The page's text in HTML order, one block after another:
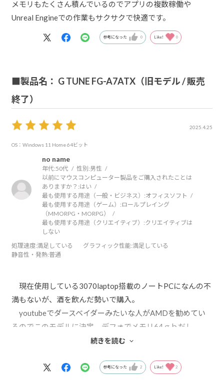
メモリもたくさん積んでいるのでアプリの複数稼働や
Unreal Engineでの作業もサクサクで快適です。
参考になった 0 Like! 0
■製品名： G TUNE FG-A7ATX（旧モデル / 販売
終了）
2025.4.25
OS：Windows 11 Home 64ビット
no name
年代:50代 性別:男性
以前にマウスコンピューター製品をご購入されたことは
ありますか？:はい
最も使用する用途（一般・ビジネス）:オフィスソフト
最も使用する用途（ゲーム）:ロールプレイング
（MMORPG・MORPG）
最も使用する用途（クリエイティブ）:クリエイティブは
しない
処理速度:満足している グラフィック性能:満足している
静音性・発熱:普通
現在使用している3070laptop搭載のノートPCになんの不
満もないが、酒を飲んだ勢いで購入。
youtubeでダースベイダーみたいな人がAMDを勧めてい
るのでこのモデルに決定。デフォでメモリ64ｇｂだし。
到着日に佐川を自宅前で出待ちして、2Ｆの自室にダッシ
続きを読む
参考になった 2 Like! 2